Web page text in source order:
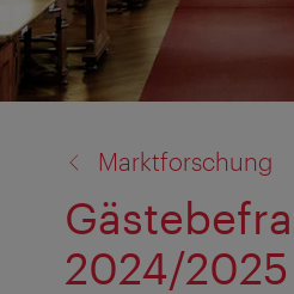
Marktforschung
2024/2025